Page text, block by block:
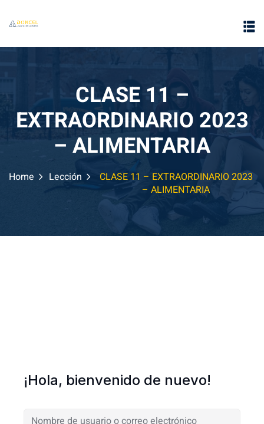
CLASE 11 –
EXTRAORDINARIO 2023
– ALIMENTARIA
Home Lección
CLASE 11 – EXTRAORDINARIO 2023
– ALIMENTARIA
¡Hola, bienvenido de nuevo!